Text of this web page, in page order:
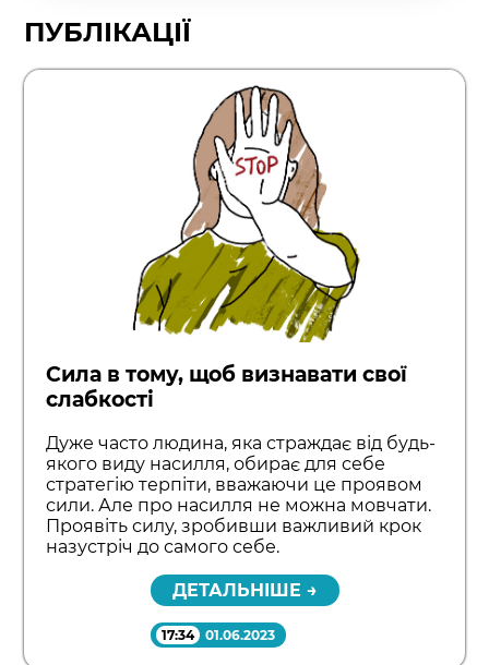
ПУБЛІКАЦІЇ
Сила в тому, щоб визнавати свої
слабкості
Дуже часто людина, яка страждає від будь-
якого виду насилля, обирає для себе
стратегію терпіти, вважаючи це проявом
сили. Але про насилля не можна мовчати.
Проявіть силу, зробивши важливий крок
назустріч до самого себе.
ДЕТАЛЬНІШЕ →
17:34 01.06.2023